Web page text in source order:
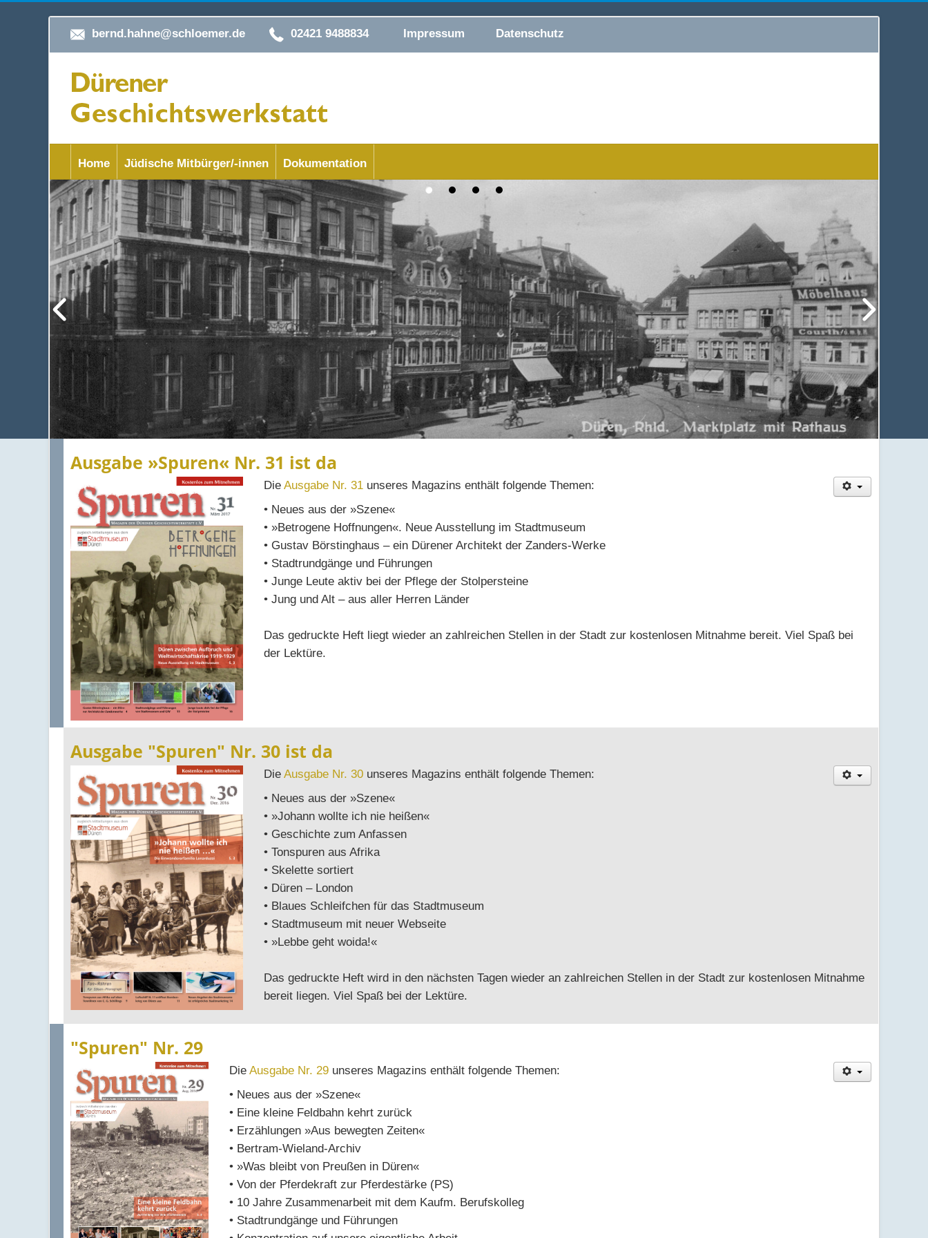
bernd.hahne@schloemer.de 02421 9488834 Impressum Datenschutz
Home Jüdische Mitbürger/-innen Dokumentation
Ausgabe »Spuren« Nr. 31 ist da
Die Ausgabe Nr. 31 unseres Magazins enthält folgende Themen:
• Neues aus der »Szene«
• »Betrogene Hoffnungen«. Neue Ausstellung im Stadtmuseum
• Gustav Börstinghaus – ein Dürener Architekt der Zanders-Werke
• Stadtrundgänge und Führungen
• Junge Leute aktiv bei der Pflege der Stolpersteine
• Jung und Alt – aus aller Herren Länder
Das gedruckte Heft liegt wieder an zahlreichen Stellen in der Stadt zur kostenlosen Mitnahme bereit. Viel Spaß bei
der Lektüre.
Ausgabe "Spuren" Nr. 30 ist da
Die Ausgabe Nr. 30 unseres Magazins enthält folgende Themen:
• Neues aus der »Szene«
• »Johann wollte ich nie heißen«
• Geschichte zum Anfassen
• Tonspuren aus Afrika
• Skelette sortiert
• Düren – London
• Blaues Schleifchen für das Stadtmuseum
• Stadtmuseum mit neuer Webseite
• »Lebbe geht woida!«
Das gedruckte Heft wird in den nächsten Tagen wieder an zahlreichen Stellen in der Stadt zur kostenlosen Mitnahme
bereit liegen. Viel Spaß bei der Lektüre.
"Spuren" Nr. 29
Die Ausgabe Nr. 29 unseres Magazins enthält folgende Themen:
• Neues aus der »Szene«
• Eine kleine Feldbahn kehrt zurück
• Erzählungen »Aus bewegten Zeiten«
• Bertram-Wieland-Archiv
• »Was bleibt von Preußen in Düren«
• Von der Pferdekraft zur Pferdestärke (PS)
• 10 Jahre Zusammenarbeit mit dem Kaufm. Berufskolleg
• Stadtrundgänge und Führungen